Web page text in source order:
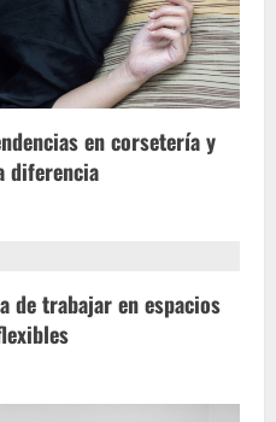
en corsetería y
diferencia
de trabajar en espacios